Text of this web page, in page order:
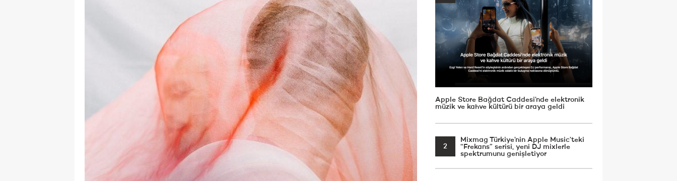
Apple Store Bağdat Caddesi’nde elektronik
müzik ve kahve kültürü bir araya geldi
2
Mixmag Türkiye’nin Apple Music’teki
“Frekans” serisi, yeni DJ mixlerle
spektrumunu genişletiyor